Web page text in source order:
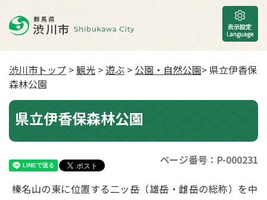
渋川市トップ >観光 > 遊ぶ > 公園・自然公園> 県立伊香保
森林公園
県立伊香保森林公園
ページ番号：P-000231
榛名山の東に位置する二ッ岳（雄岳・雌岳の総称）を中